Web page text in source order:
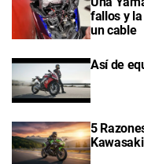
fallos y
un cable
Así de
5